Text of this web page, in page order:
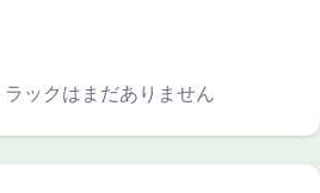
ックはまだありません